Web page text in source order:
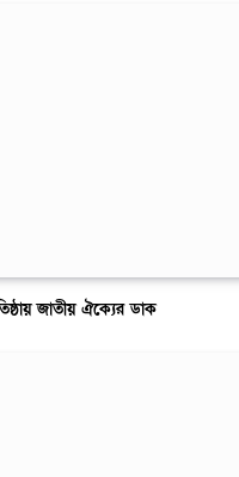
জাতীয় ঐক্যের ডাক